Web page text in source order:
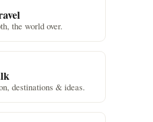
the world over.
destinations & ideas.